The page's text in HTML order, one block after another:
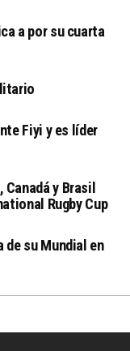
a por su cuarta
Fiyi y es líder
y Brasil
Rugby Cup
de su Mundial en